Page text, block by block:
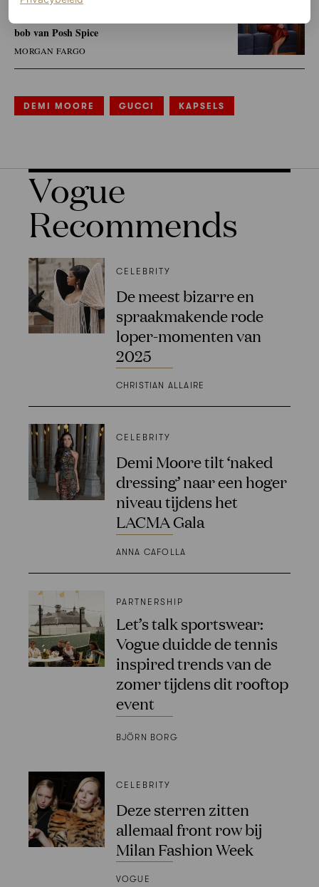
bob van Posh Spice
MORGAN FARGO
DEMI MOORE GUCCI KAPSELS
Vogue
Recommends
CELEBRITY
De meest bizarre en
spraakmakende rode
loper-momenten van
2025
CHRISTIAN ALLAIRE
CELEBRITY
Demi Moore tilt ‘naked
dressing’ naar een hoger
niveau tijdens het
LACMA Gala
ANNA CAFOLLA
PARTNERSHIP
Let’s talk sportswear:
Vogue duidde de tennis
inspired trends van de
zomer tijdens dit rooftop
event
BJÖRN BORG
CELEBRITY
Deze sterren zitten
allemaal front row bij
Milan Fashion Week
VOGUE